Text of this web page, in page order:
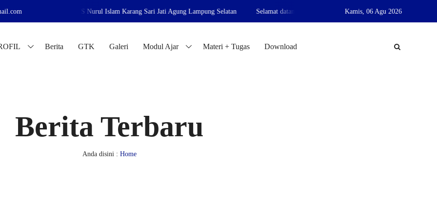
resmi MIS Nurul Islam Karang Sari Jati Agung Lampung Selatan Selamat datang di website resmi MIS Nurul Islam Karang Sari Jati Agung
Kamis, 06 Agu 2026
Berita GTK Galeri Modul Ajar Materi + Tugas Download
Berita Terbaru
Anda disini : Home